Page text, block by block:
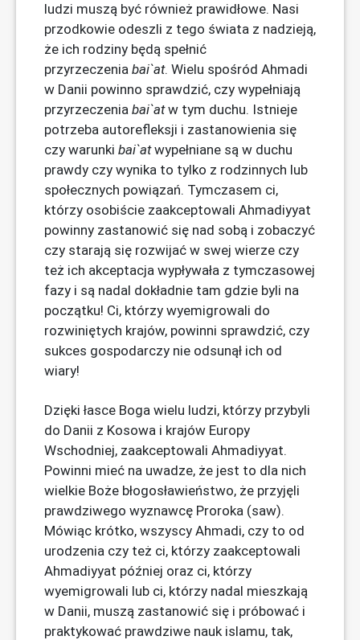
ludzi muszą być również prawidłowe. Nasi
przodkowie odeszli z tego świata z nadzieją,
że ich rodziny będą spełnić
przyrzeczenia bai`at. Wielu spośród Ahmadi
w Danii powinno sprawdzić, czy wypełniają
przyrzeczenia bai`atw tym duchu. Istnieje
potrzeba autorefleksji i zastanowienia się
czy warunki bai`atwypełniane są w duchu
prawdy czy wynika to tylko z rodzinnych lub
społecznych powiązań. Tymczasem ci,
którzy osobiście zaakceptowali Ahmadiyyat
powinny zastanowić się nad sobą i zobaczyć
czy starają się rozwijać w swej wierze czy
też ich akceptacja wypływała z tymczasowej
fazy i są nadal dokładnie tam gdzie byli na
początku! Ci, którzy wyemigrowali do
rozwiniętych krajów, powinni sprawdzić, czy
sukces gospodarczy nie odsunął ich od
wiary!
Dzięki łasce Boga wielu ludzi, którzy przybyli
do Danii z Kosowa i krajów Europy
Wschodniej, zaakceptowali Ahmadiyyat.
Powinni mieć na uwadze, że jest to dla nich
wielkie Boże błogosławieństwo, że przyjęli
prawdziwego wyznawcę Proroka (saw).
Mówiąc krótko, wszyscy Ahmadi, czy to od
urodzenia czy też ci, którzy zaakceptowali
Ahmadiyyat później oraz ci, którzy
wyemigrowali lub ci, którzy nadal mieszkają
w Danii, muszą zastanowić się i próbować i
praktykować prawdziwe nauk islamu, tak,